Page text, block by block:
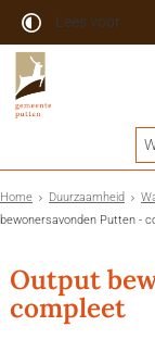
Lees voor
Home Duurzaamheid
bewonersavonden Putten -
Output
compleet